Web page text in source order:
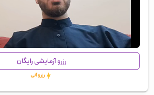
00:00/ 00:60
رزرو آزمایشی رایگان
رزرو آنی